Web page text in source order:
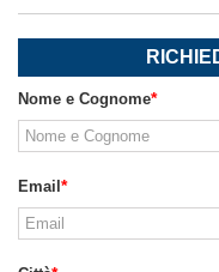
Nome e Cognome
Email